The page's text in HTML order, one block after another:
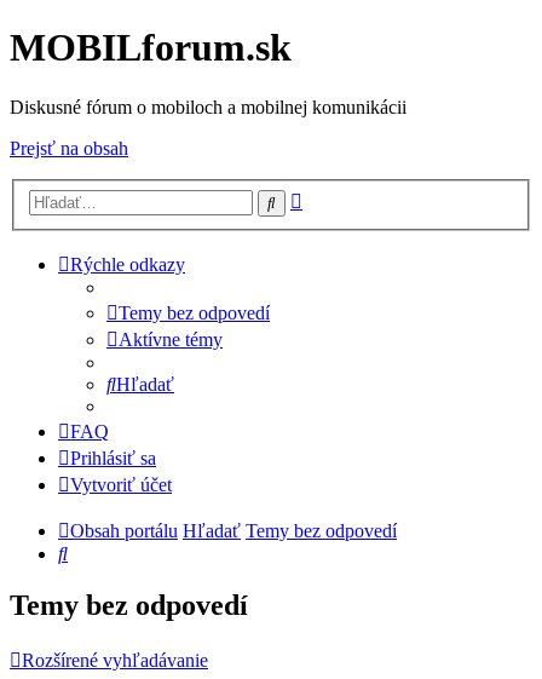
MOBILforum.sk
Diskusné fórum o mobiloch a mobilnej komunikácii
Prejsť na obsah
Hľadať
Rýchle odkazy
Temy bez odpovedí
Aktívne témy
Hľadať
FAQ
Prihlásiť sa
Vytvoriť účet
Obsah portálu Hľadať Temy bez odpovedí
Hľadať
Temy bez odpovedí
Rozšírené vyhľadávanie